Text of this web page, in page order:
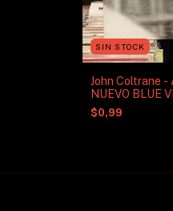
SIN STOCK
John Coltrane -
NUEVO BLUE
$0,99